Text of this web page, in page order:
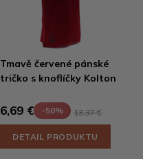
Tmavě červené pánské
tričko s knoflíčky Kolton
6,69 € -50% 13,37 €
DETAIL PRODUKTU